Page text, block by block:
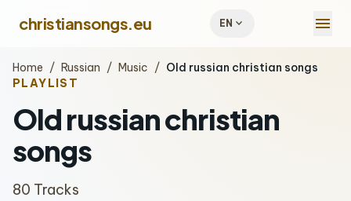
christiansongs.eu EN expand_more menu
Home / Russian / Music / Old russian christian songs
PLAYLIST
Old russian christian
songs
80 Tracks